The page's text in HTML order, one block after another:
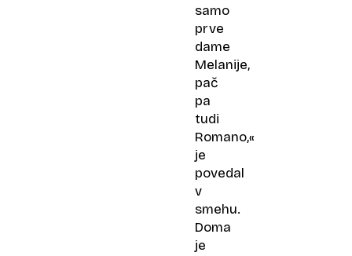
samo
prve
dame
Melanije,
pač
pa
tudi
Romano,«
je
povedal
v
smehu.
Doma
je